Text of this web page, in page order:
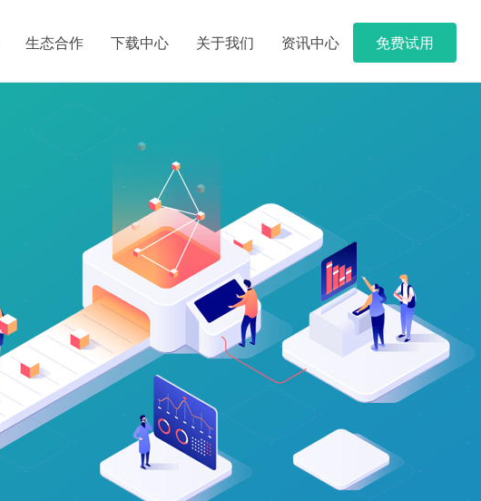
生态合作 下载中心 关于我们 资讯中心 免费试用